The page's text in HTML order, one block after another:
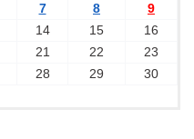
7 8
9
14 15
16
21 22
23
28 29
30